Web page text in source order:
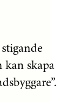
kan skapa